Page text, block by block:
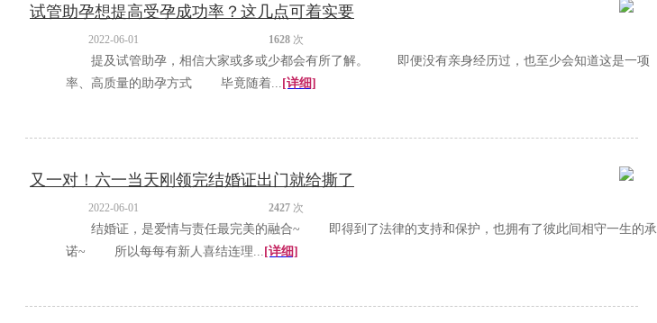
试管助孕想提高受孕成功率？这几点可着实要
2022-06-01 1628 次
提及试管助孕，相信大家或多或少都会有所了解。 即便没有亲身经历过，也至少会知道这是一项
率、高质量的助孕方式 毕竟随着... [详细]
又一对！六一当天刚领完结婚证出门就给撕了
2022-06-01 2427 次
结婚证，是爱情与责任最完美的融合~ 即得到了法律的支持和保护，也拥有了彼此间相守一生的承
诺~ 所以每每有新人喜结连理... [详细]